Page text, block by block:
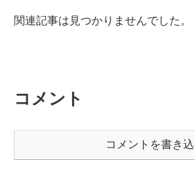
関連記事は見つかりませんでした。
コメント
コメントを書き